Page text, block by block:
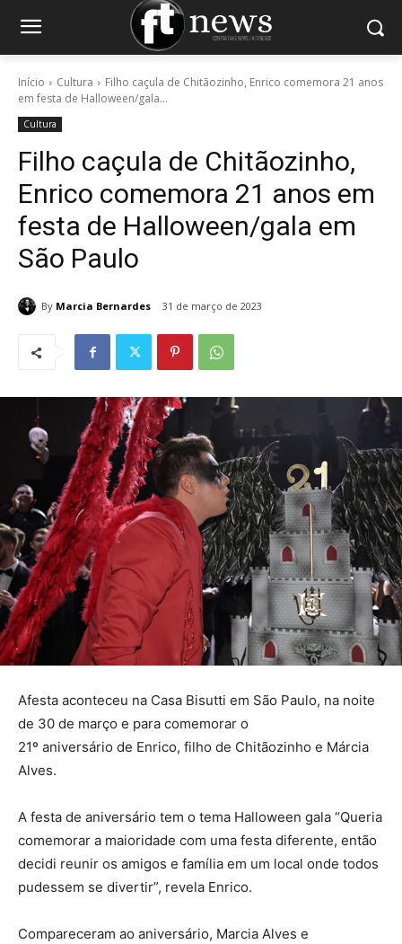
Início Cultura
Filho caçula de Chitãozinho, Enrico comemora 21 anos
em festa de Halloween/gala...
Cultura
Filho caçula de Chitãozinho,
Enrico comemora 21 anos em
festa de Halloween/gala em
São Paulo
By Marcia Bernardes 31 de março de 2023
Afesta aconteceu na Casa Bisutti em São Paulo, na noite
de 30 de março e para comemorar o
21º aniversário de Enrico, filho de Chitãozinho e Márcia
Alves.
A festa de aniversário tem o tema Halloween gala “Queria
comemorar a maioridade com uma festa diferente, então
decidi reunir os amigos e família em um local onde todos
pudessem se divertir”, revela Enrico.
Compareceram ao aniversário, Marcia Alves e